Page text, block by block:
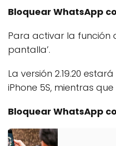
Bloquear WhatsApp
Para activar la función
pantalla’.
La versión 2.19.20
iPhone 5S, mientras
Bloquear WhatsApp